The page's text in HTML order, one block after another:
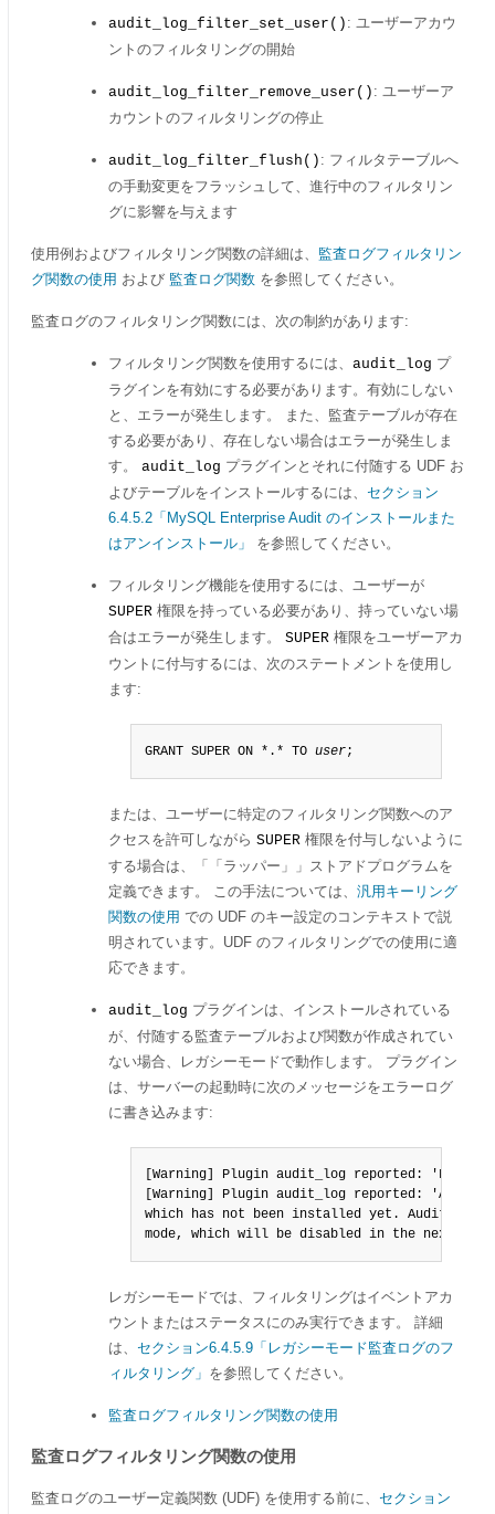
audit_log_filter_set_user() : ユーザーアカウ
ントのフィルタリングの開始
audit_log_filter_remove_user() : ユーザーア
カウントのフィルタリングの停止
audit_log_filter_flush() : フィルタテーブルへ
の手動変更をフラッシュして、進行中のフィルタリン
グに影響を与えます
使用例およびフィルタリング関数の詳細は、 監査ログフィルタリン
グ関数の使用 および 監査ログ関数 を参照してください。
監査ログのフィルタリング関数には、次の制約があります:
フィルタリング関数を使用するには、 audit_log プ
ラグインを有効にする必要があります。有効にしない
と、エラーが発生します。 また、監査テーブルが存在
する必要があり、存在しない場合はエラーが発生しま
す。 audit_log プラグインとそれに付随する UDF お
よびテーブルをインストールするには、 セクション
6.4.5.2「MySQL Enterprise Audit のインストールまた
はアンインストール」
を参照してください。
フィルタリング機能を使用するには、ユーザーが
SUPER 権限を持っている必要があり、持っていない場
合はエラーが発生します。 SUPER 権限をユーザーアカ
ウントに付与するには、次のステートメントを使用し
ます:
GRANT SUPER ON *.* TO user;
または、ユーザーに特定のフィルタリング関数へのア
クセスを許可しながら SUPER 権限を付与しないように
する場合は、
「 「ラッパー」 」 ストアドプログラムを
定義できます。 この手法については、 汎用キーリング
関数の使用 での UDF のキー設定のコンテキストで説
明されています。UDF のフィルタリングでの使用に適
応できます。
audit_log プラグインは、インストールされている
が、付随する監査テーブルおよび関数が作成されてい
ない場合、レガシーモードで動作します。 プラグイン
は、サーバーの起動時に次のメッセージをエラーログ
に書き込みます:
[Warning] Plugin audit_log reported:
[Warning] Plugin audit_log reported:
which has not been installed yet. Audit
mode, which will be disabled in the next
レガシーモードでは、フィルタリングはイベントアカ
ウントまたはステータスにのみ実行できます。 詳細
は、 セクション6.4.5.9「レガシーモード監査ログのフ
ィルタリング」 を参照してください。
監査ログフィルタリング関数の使用
監査ログフィルタリング関数の使用
監査ログのユーザー定義関数 (UDF) を使用する前に、 セクション